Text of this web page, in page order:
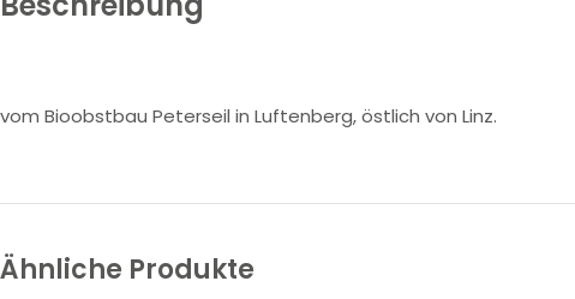
vom Bioobstbau Peterseil in Luftenberg, östlich von Linz.
Ähnliche Produkte